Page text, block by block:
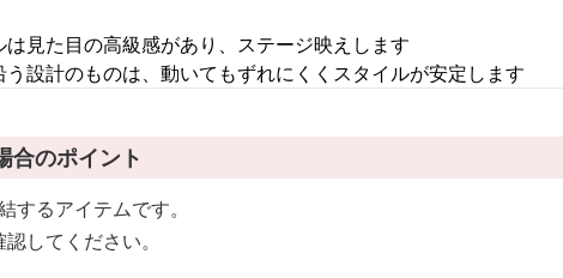
は見た目の高級感があり、ステージ映えします
設計のものは、動いてもずれにくくスタイルが安定します
合のポイント
るアイテムです。
してください。